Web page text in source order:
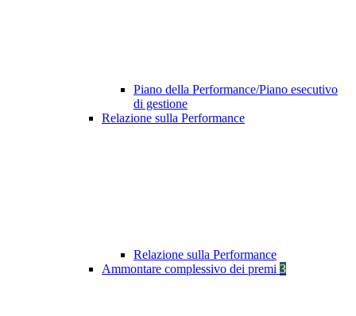
Piano della Performance/Piano esecutivo
di gestione
Relazione sulla Performance
Relazione sulla Performance
Ammontare complessivo dei premi 3